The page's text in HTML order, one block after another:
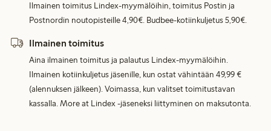
Ilmainen toimitus Lindex-myymälöihin, toimitus Postin ja
Postnordin noutopisteille 4,90€. Budbee-kotiinkuljetus 5,90€.
Ilmainen toimitus
Aina ilmainen toimitus ja palautus Lindex-myymälöihin.
Ilmainen kotiinkuljetus jäsenille, kun ostat vähintään 49,99 €
(alennuksen jälkeen). Voimassa, kun valitset toimitustavan
kassalla. More at Lindex -jäseneksi liittyminen on maksutonta.